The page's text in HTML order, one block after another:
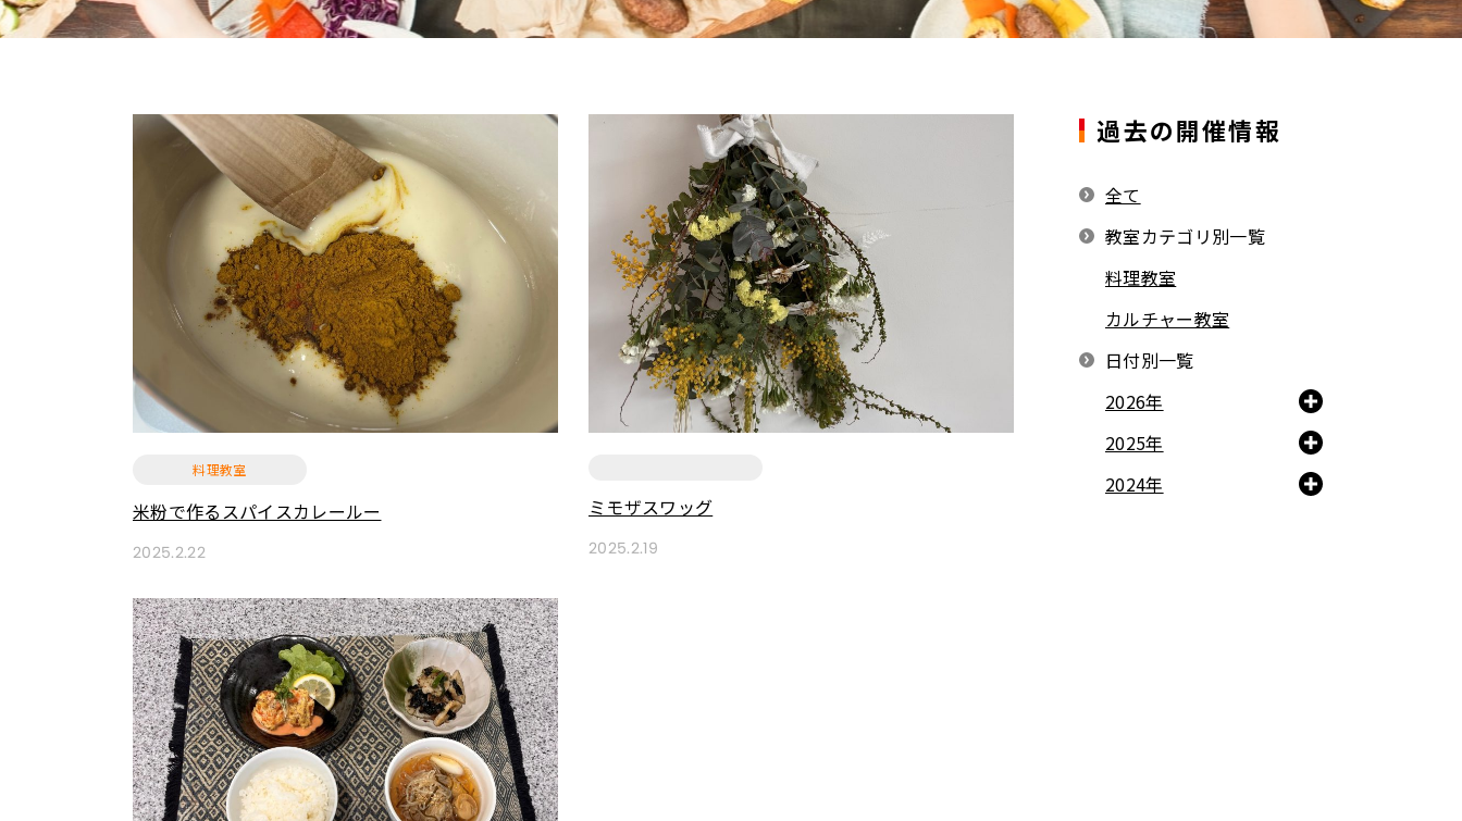
2025.2.22
料理教室
米粉で作るスパイスカレールー
2025.2.19
ミモザスワッグ
過去の開催情報
全て
教室カテゴリ別一覧
料理教室
カルチャー教室
日付別一覧
2026年
2025年
2024年